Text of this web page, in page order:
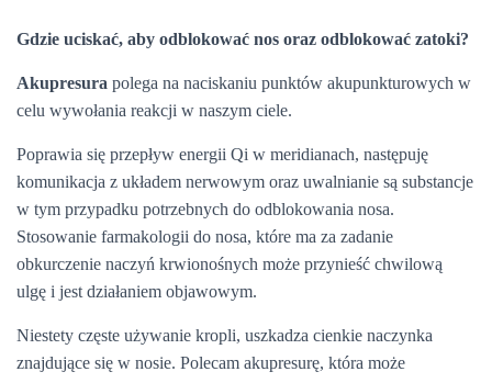
Gdzie uciskać, aby odblokować nos oraz odblokować zatoki?
Akupresura polega na naciskaniu punktów akupunkturowych w
celu wywołania reakcji w naszym ciele.
Poprawia się przepływ energii Qi w meridianach, następuję
komunikacja z układem nerwowym oraz uwalnianie są substancje
w tym przypadku potrzebnych do odblokowania nosa.
Stosowanie farmakologii do nosa, które ma za zadanie
obkurczenie naczyń krwionośnych może przynieść chwilową
ulgę i jest działaniem objawowym.
Niestety częste używanie kropli, uszkadza cienkie naczynka
znajdujące się w nosie. Polecam akupresurę, która może